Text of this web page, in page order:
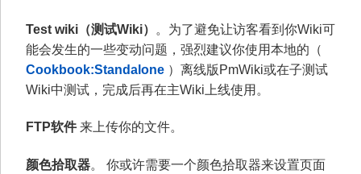
Test wiki（测试Wiki）
。为了避免让访客看到你Wiki可
能会发生的一些变动问题，强烈建议你使用本地的（
Cookbook:Standalone ）离线版PmWiki或在子测试
Wiki中测试，完成后再在主Wiki上线使用。
FTP软件来上传你的文件。
颜色拾取器。 你或许需要一个颜色拾取器来设置页面